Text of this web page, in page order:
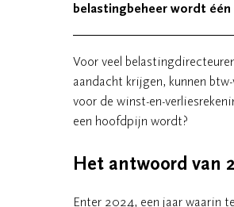
belastingbeheer wordt
Voor veel
aandacht krijgen, kunnen
voor de winst-en-
een hoofdpijn wordt?
Het antwoord van
Enter 2024, een jaar waarin